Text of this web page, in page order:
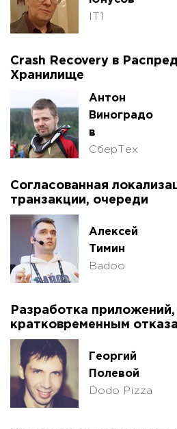
IT1
Crash Recovery в
Хранилище
Антон
Виноградо
в
СберТех
Согласованная
транзакции, очереди
Алексей
Тимин
Badoo
Разработка
кратковременным
Георгий
Полевой
Dodo Pizza